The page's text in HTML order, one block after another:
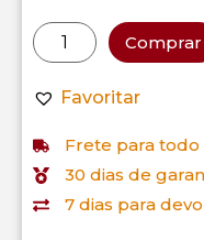
Comprar
Favoritar
Frete para todo
30 dias de
7 dias para